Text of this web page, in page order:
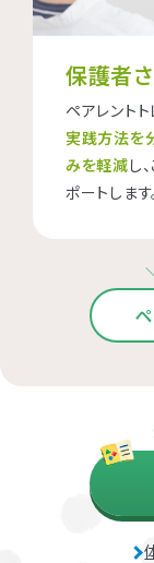
保護者
ペアレント
実践方法を
みを軽減し
ポートします